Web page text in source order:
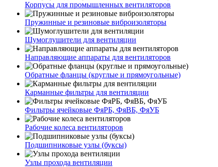
Корпусы для промышленных вентиляторов
Пружинные и резиновые виброизоляторы
Шумоглушители для вентиляции
Направляющие аппараты для вентиляторов
Обратные фланцы (круглые и прямоугольные)
Карманные фильтры для вентиляции
Фильтры ячейковые ФяРБ, ФяВБ, ФяУБ
Рабочие колеса вентиляторов
Подшипниковые узлы (буксы)
Узлы прохода вентиляции